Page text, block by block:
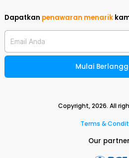
Dapatkan penawaran menarik
Email Anda
Mulai
Copyright,2026. All
Terms &
Our